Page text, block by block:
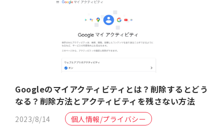
Googleのマイアクティビティとは？削除するとどう
なる？削除方法とアクティビティを残さない方法
2023/8/14 個人情報/プライバシー